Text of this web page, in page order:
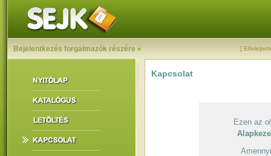
Bejelentkezés forgalmazók részére » [
Kapcsolat
Ezen az